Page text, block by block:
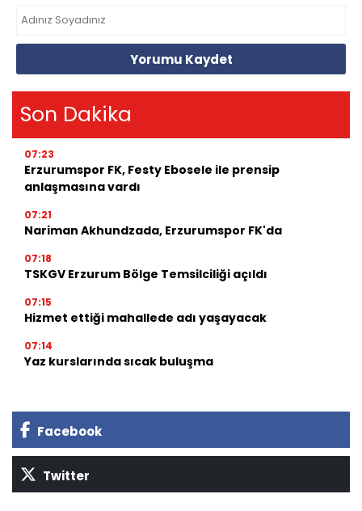
Yorumu Kaydet
Son Dakika
07:23
Erzurumspor FK, Festy Ebosele ile prensip
anlaşmasına vardı
07:21
Nariman Akhundzada, Erzurumspor FK'da
07:18
TSKGV Erzurum Bölge Temsilciliği açıldı
07:15
Hizmet ettiği mahallede adı yaşayacak
07:14
Yaz kurslarında sıcak buluşma
Facebook
Twitter